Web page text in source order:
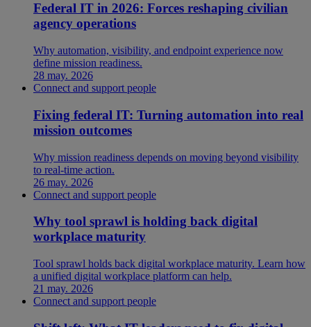
Federal IT in 2026: Forces reshaping civilian
agency operations
Why automation, visibility, and endpoint experience now
define mission readiness.
28 may. 2026
Connect and support people
Fixing federal IT: Turning automation into real
mission outcomes
Why mission readiness depends on moving beyond visibility
to real-time action.
26 may. 2026
Connect and support people
Why tool sprawl is holding back digital
workplace maturity
Tool sprawl holds back digital workplace maturity. Learn how
a unified digital workplace platform can help.
21 may. 2026
Connect and support people